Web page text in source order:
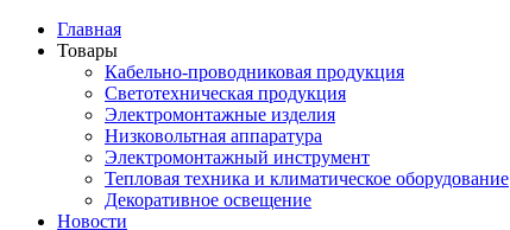
Главная
Товары
Кабельно-проводниковая продукция
Светотехническая продукция
Электромонтажные изделия
Низковольтная аппаратура
Электромонтажный инструмент
Тепловая техника и климатическое оборудование
Декоративное освещение
Новости